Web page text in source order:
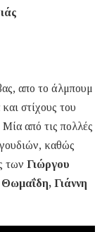
απο το άλμπουμ
στίχους του
από τις πολλές
καθώς
των Γιώργου
Γιάννη